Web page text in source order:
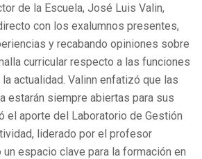
de la Escuela, José Luis Valin,
con los exalumnos presentes,
y recabando opiniones sobre
curricular respecto a las funciones
actualidad. Valinn enfatizó que las
estarán siempre abiertas para sus
el aporte del Laboratorio de Gestión
liderado por el profesor
un espacio clave para la formación en